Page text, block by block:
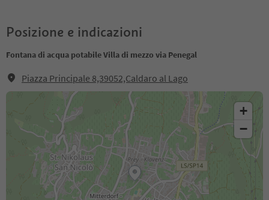
Posizione e indicazioni
Fontana di acqua potabile Villa di mezzo via Penegal
Piazza Principale 8,39052,Caldaro al Lago
+
−